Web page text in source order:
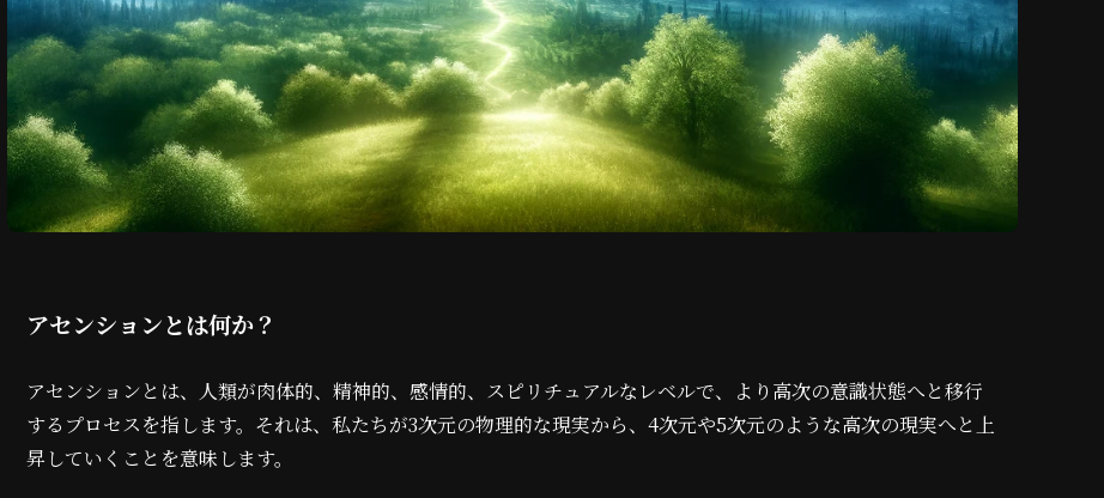
アセンションとは何か？
アセンションとは、人類が肉体的、精神的、感情的、スピリチュアルなレベルで、より高次の意識状態へと移行
するプロセスを指します。それは、私たちが3次元の物理的な現実から、4次元や5次元のような高次の現実へと上
昇していくことを意味します。